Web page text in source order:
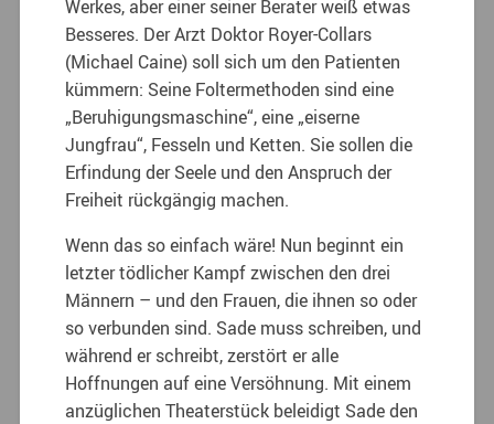
Werkes, aber einer seiner Berater weiß etwas
Besseres. Der Arzt Doktor Royer-Collars
(Michael Caine) soll sich um den Patienten
kümmern: Seine Foltermethoden sind eine
„Beruhigungsmaschine“, eine „eiserne
Jungfrau“, Fesseln und Ketten. Sie sollen die
Erfindung der Seele und den Anspruch der
Freiheit rückgängig machen.
Wenn das so einfach wäre! Nun beginnt ein
letzter tödlicher Kampf zwischen den drei
Männern – und den Frauen, die ihnen so oder
so verbunden sind. Sade muss schreiben, und
während er schreibt, zerstört er alle
Hoffnungen auf eine Versöhnung. Mit einem
anzüglichen Theaterstück beleidigt Sade den